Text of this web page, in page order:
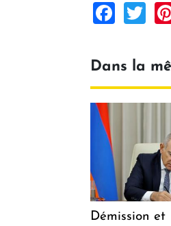
Dans la
Démission et